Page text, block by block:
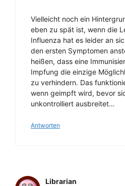
Vielleicht noch ein
eben zu spät ist, wenn die
Influenza hat es leider an
den ersten Symptomen
heißen, dass eine
Impfung die einzige
zu verhindern. Das
wenn geimpft wird, bevor
unkontrolliert ausbreitet…
Antworten
Librarian